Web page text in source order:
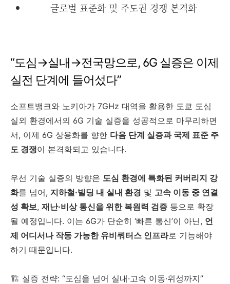
글로벌 표준화 및 주도권 경쟁 본격화
“도심→실내→전국망으로, 6G 실증은 이제
실전 단계에 들어섰다”
소프트뱅크와 노키아가 7GHz 대역을 활용한 도쿄 도심
실외 환경에서의 6G 기술 실증을 성공적으로 마무리하면
서, 이제 6G 상용화를 향한 다음 단계 실증과 국제 표준 주
도 경쟁이 본격화되고 있습니다.
우선 기술 실증의 방향은 도심 환경에 특화된 커버리지 강
화를 넘어, 지하철·빌딩 내 실내 환경 및 고속 이동 중 연결
성 확보, 재난·비상 통신을 위한 복원력 검증 등으로 확장
될 예정입니다. 이는 6G가 단순히 ‘빠른 통신’이 아닌, 언
제 어디서나 작동 가능한 유비쿼터스 인프라로 기능해야
하기 때문입니다.
🏗️ 실증 전략: “도심을 넘어 실내·고속 이동·위성까지”